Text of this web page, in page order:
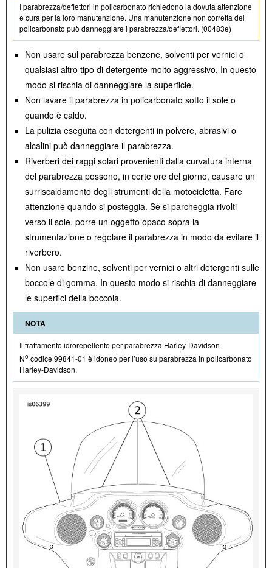
I parabrezza/deflettori in policarbonato richiedono la dovuta attenzione
e cura per la loro manutenzione. Una manutenzione non corretta del
policarbonato può danneggiare i parabrezza/deflettori. (00483e)
Non usare sul parabrezza benzene, solventi per vernici o
qualsiasi altro tipo di detergente molto aggressivo. In questo
modo si rischia di danneggiare la superficie.
Non lavare il parabrezza in policarbonato sotto il sole o
quando è caldo.
La pulizia eseguita con detergenti in polvere, abrasivi o
alcalini può danneggiare il parabrezza.
Riverberi dei raggi solari provenienti dalla curvatura interna
del parabrezza possono, in certe ore del giorno, causare un
surriscaldamento degli strumenti della motocicletta. Fare
attenzione quando si posteggia. Se si parcheggia rivolti
verso il sole, porre un oggetto opaco sopra la
strumentazione o regolare il parabrezza in modo da evitare il
riverbero.
Non usare benzine, solventi per vernici o altri detergenti sulle
boccole di gomma. In questo modo si rischia di danneggiare
le superfici della boccola.
NOTA
Il trattamento idrorepellente per parabrezza Harley-Davidson
No codice 99841-01 è idoneo per l’uso su parabrezza in policarbonato
Harley-Davidson.